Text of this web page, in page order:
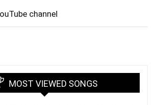
channel
MOST VIEWED SONGS